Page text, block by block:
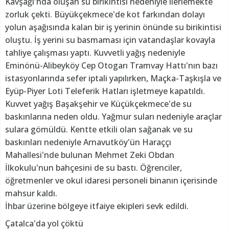
zorluk çekti. Büyükçekmece'de kot farkından dolayı
yolun aşağısında kalan bir iş yerinin önünde su birikintisi
oluştu. İş yerini su basmaması için vatandaşlar kovayla
tahliye çalışması yaptı. Kuvvetli yağış nedeniyle
Eminönü-Alibeyköy Cep Otogarı Tramvay Hattı'nın bazı
istasyonlarında sefer iptali yapılırken, Maçka-Taşkışla ve
Eyüp-Piyer Loti Teleferik Hatları işletmeye kapatıldı.
Kuvvet yağış Başakşehir ve Küçükçekmece'de su
baskınlarına neden oldu. Yağmur suları nedeniyle araçlar
sulara gömüldü. Kentte etkili olan sağanak ve su
baskınları nedeniyle Arnavutköy'ün Haraççı
Mahallesi'nde bulunan Mehmet Zeki Obdan
İlkokulu'nun bahçesini de su bastı. Öğrenciler,
öğretmenler ve okul idaresi personeli binanın içerisinde
mahsur kaldı.
İhbar üzerine bölgeye itfaiye ekipleri sevk edildi.
Çatalca'da yol çöktü